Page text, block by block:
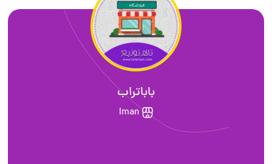
باباتراب
Iman